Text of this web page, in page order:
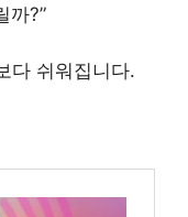
까?”
다 쉬워집니다.